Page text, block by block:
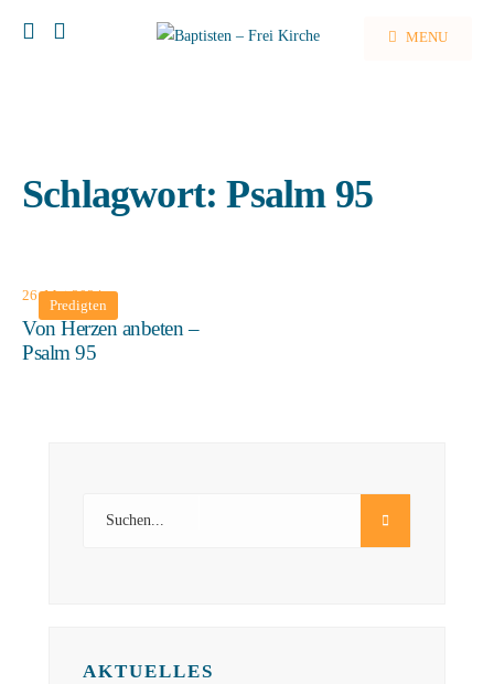
MENU
Schlagwort:Psalm 95
Predigten
26. Mai 2024
Von Herzen anbeten –
Psalm 95
AKTUELLES